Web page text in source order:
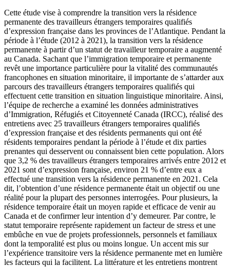
Cette étude vise à comprendre la transition vers la résidence
permanente des travailleurs étrangers temporaires qualifiés
d’expression française dans les provinces de l’Atlantique. Pendant la
période à l’étude (2012 à 2021), la transition vers la résidence
permanente à partir d’un statut de travailleur temporaire a augmenté
au Canada. Sachant que l’immigration temporaire et permanente
revêt une importance particulière pour la vitalité des communautés
francophones en situation minoritaire, il importante de s’attarder aux
parcours des travailleurs étrangers temporaires qualifiés qui
effectuent cette transition en situation linguistique minoritaire. Ainsi,
l’équipe de recherche a examiné les données administratives
d’Immigration, Réfugiés et Citoyenneté Canada (IRCC), réalisé des
entretiens avec 25 travailleurs étrangers temporaires qualifiés
d’expression française et des résidents permanents qui ont été
résidents temporaires pendant la période à l’étude et dix parties
prenantes qui desservent ou connaissent bien cette population. Alors
que 3,2 % des travailleurs étrangers temporaires arrivés entre 2012 et
2021 sont d’expression française, environ 21 % d’entre eux a
effectué une transition vers la résidence permanente en 2021. Cela
dit, l’obtention d’une résidence permanente était un objectif ou une
réalité pour la plupart des personnes interrogées. Pour plusieurs, la
résidence temporaire était un moyen rapide et efficace de venir au
Canada et de confirmer leur intention d’y demeurer. Par contre, le
statut temporaire représente rapidement un facteur de stress et une
embûche en vue de projets professionnels, personnels et familiaux
dont la temporalité est plus ou moins longue. Un accent mis sur
l’expérience transitoire vers la résidence permanente met en lumière
les facteurs qui la facilitent. La littérature et les entretiens montrent